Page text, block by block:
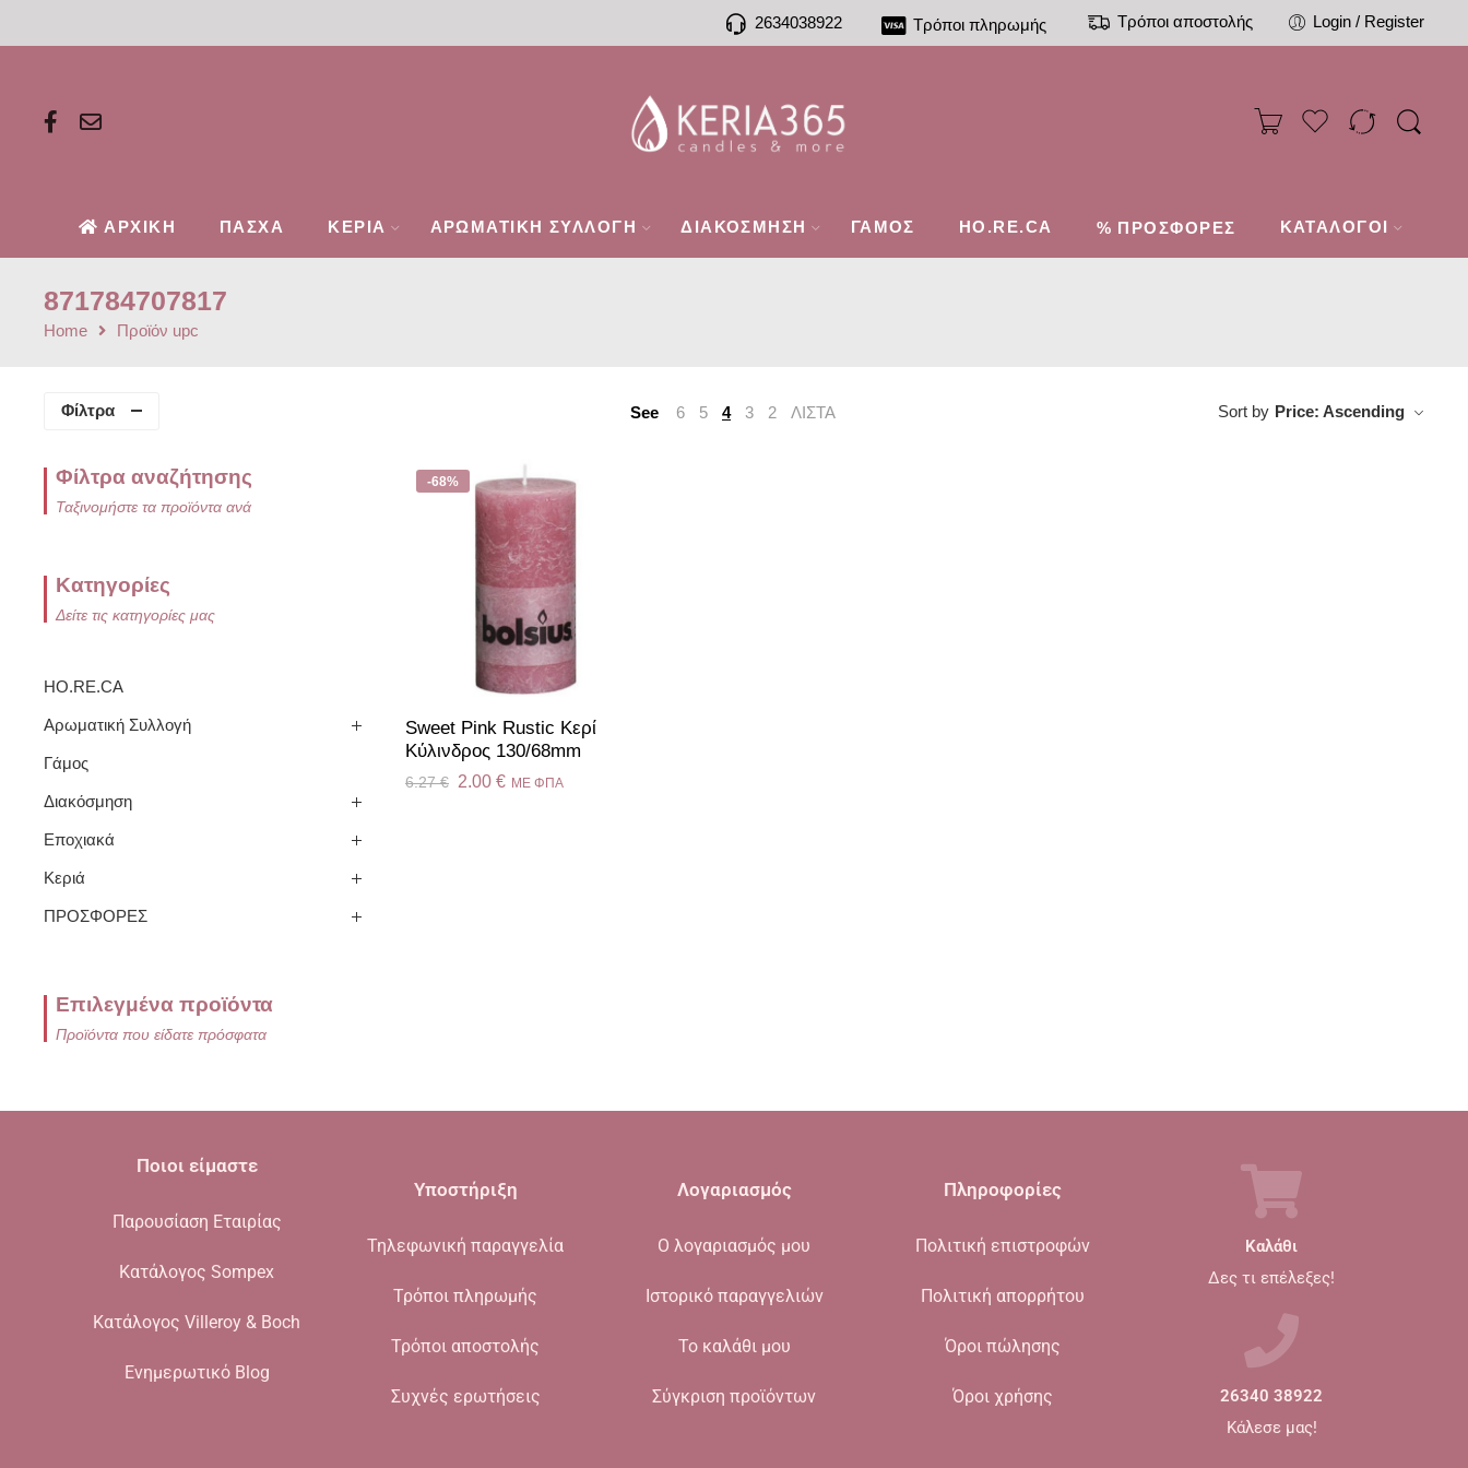
2634038922 Τρόποι πληρωμής Τρόποι αποστολής Login / Register
ΑΡΧΙΚΗ ΠΑΣΧΑ ΚΕΡΙΑ ΑΡΩΜΑΤΙΚΗ ΣΥΛΛΟΓΗ ΔΙΑΚΟΣΜΗΣΗ ΓΑΜΟΣ HO.RE.CA % ΠΡΟΣΦΟΡΕΣ ΚΑΤΑΛΟΓΟΙ
871784707817
Home Προϊόν upc
Φίλτρα See 6 5 4 3 2 ΛΙΣΤΑ Sort by Price: Ascending
-68%
Sweet Pink Rustic Κερί
Kύλινδρος 130/68mm
6.27€ 2.00 € ME ΦΠΑ
Φίλτρα αναζήτησης
Ταξινομήστε τα προϊόντα ανά
Κατηγορίες
Δείτε τις κατηγορίες μας
HO.RE.CA
Αρωματική Συλλογή
Γάμος
Διακόσμηση
Εποχιακά
Κεριά
ΠΡΟΣΦΟΡΕΣ
Επιλεγμένα προϊόντα
Προϊόντα που είδατε πρόσφατα
Ποιοι είμαστε
Παρουσίαση Εταιρίας
Κατάλογος Sompex
Κατάλογος Villeroy & Boch
Ενημερωτικό Blog
Υποστήριξη
Τηλεφωνική παραγγελία
Τρόποι πληρωμής
Τρόποι αποστολής
Συχνές ερωτήσεις
Λογαριασμός
Ο λογαριασμός μου
Ιστορικό παραγγελιών
Το καλάθι μου
Σύγκριση προϊόντων
Πληροφορίες
Πολιτική επιστροφών
Πολιτική απορρήτου
Όροι πώλησης
Όροι χρήσης
Καλάθι
Δες τι επέλεξες!
26340 38922
Κάλεσε μας!